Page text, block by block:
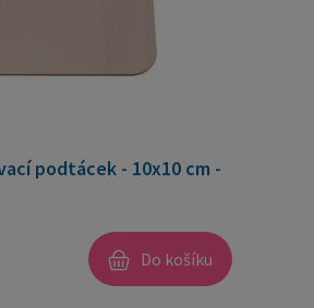
podtácek - 10x10 cm -
Do košíku